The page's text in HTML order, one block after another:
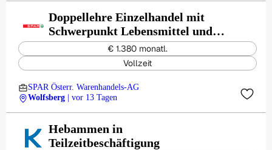
Doppellehre Einzelhandel mit
Schwerpunkt Lebensmittel und
Großhandel mit Matura (m/w/d) -
EUROSPAR St. Johann
€ 1.380 monatl.
Vollzeit
SPAR Österr. Warenhandels-AG
Wolfsberg
| vor 13 Tagen
Hebammen in
Teilzeitbeschäftigung